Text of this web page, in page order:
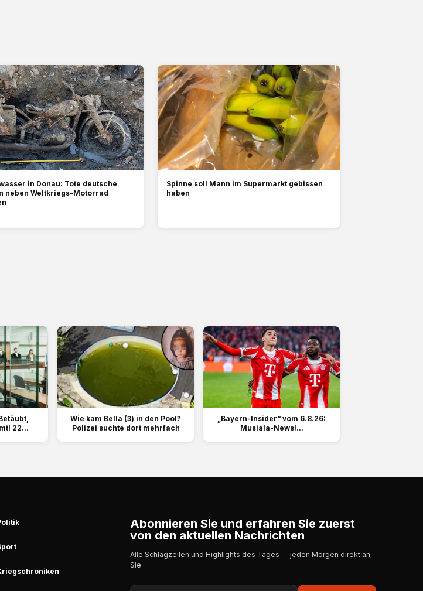
in Donau: Tote deutsche
neben Weltkriegs-Motorrad
Spinne soll Mann im Supermarkt gebissen
haben
22...
Wie kam Bella (3) in den Pool?
Polizei suchte dort mehrfach
„Bayern-Insider“ vom 6.8.26:
Musiala-News!...
Abonnieren Sie und erfahren Sie zuerst
von den aktuellen Nachrichten
Alle Schlagzeilen und Highlights des Tages — jeden Morgen direkt an
Sie.